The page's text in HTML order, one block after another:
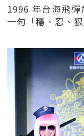
1996 年台海飛
一句「穩、忍、